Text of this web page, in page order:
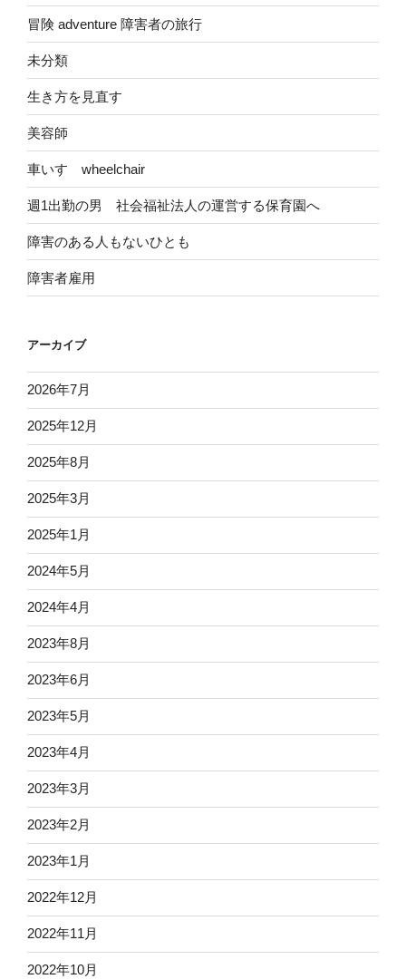
冒険 adventure 障害者の旅行
未分類
生き方を見直す
美容師
車いす wheelchair
週1出勤の男 社会福祉法人の運営する保育園へ
障害のある人もないひとも
障害者雇用
アーカイブ
2026年7月
2025年12月
2025年8月
2025年3月
2025年1月
2024年5月
2024年4月
2023年8月
2023年6月
2023年5月
2023年4月
2023年3月
2023年2月
2023年1月
2022年12月
2022年11月
2022年10月